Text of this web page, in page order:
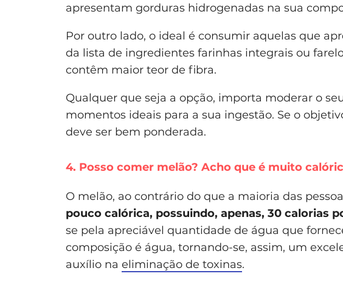
apresentam gorduras hidrogenadas na sua
Por outro lado, o ideal é consumir aquelas que
da lista de ingredientes farinhas integrais ou
contêm maior teor de fibra.
Qualquer que seja a opção, importa moderar o
momentos ideais para a sua ingestão. Se o
deve ser bem ponderada.
4. Posso comer melão? Acho que é muito
O melão, ao contrário do que a maioria das
pouco calórica, possuindo, apenas, 30 calorias
se pela apreciável quantidade de água que
composição é água, tornando-se, assim, um
auxílio na eliminação de toxinas.